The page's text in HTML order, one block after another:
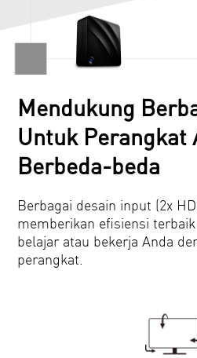
Mendukung
Untuk Perangkat
Berbeda-beda
Berbagai desain input (2x
memberikan efisiensi
belajar atau bekerja Anda
perangkat.